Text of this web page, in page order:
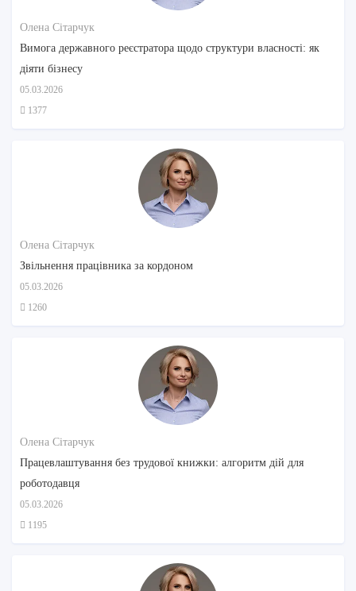
Олена Сітарчук
Вимога державного реєстратора щодо структури власності: як
діяти бізнесу
05.03.2026
1377
Олена Сітарчук
Звільнення працівника за кордоном
05.03.2026
1260
Олена Сітарчук
Працевлаштування без трудової книжки: алгоритм дій для
роботодавця
05.03.2026
1195